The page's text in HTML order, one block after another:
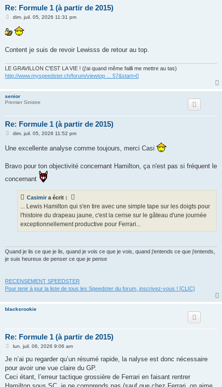
Re: Formule 1 (à partir de 2015)
M
s
e
dim. juil. 05, 2026 11:31 pm
Content je suis de revoir Lewisss de retour au top.
LE GRAVILLON C'EST LA VIE ! (j'ai quand même failli me mettre au tas)
http://www.myspeedster.ch/forum/viewtop ... 57&start=0
senior
Premier Sinistre
Re: Formule 1 (à partir de 2015)
M
s
e
dim. juil. 05, 2026 11:52 pm
Une excellente analyse comme toujours, merci Casi
Bravo pour ton objectivité concernant Hamilton, ça n'est pas si fréquent le
concernant
Casimir a écrit :
... Lewis Hamilton qui s'en tire avec une simple tape sur les doigts pour
l'histoire du drapeau jaune, c'est la cerise sur le gâteau d'une journée
exceptionnellement productive pour Ferrari...
Quand je lis ce que je lis, quand je vois ce que je vois, quand j'entends ce que j'entends,
je suis heureux de penser ce que je pense
RECENSEMENT SPEEDSTER
Pour tenir à jour la liste de tous les Speedster du forum, inscrivez-vous ! [CLIC]
blacksrookie
Re: Formule 1 (à partir de 2015)
M
s
a
g
lun. juil. 06, 2026 9:06 am
Je n’ai pu regarder qu’un résumé rapide, la nalyse est donc nécessaire
pour avoir une vue claire du GP.
Ceci étant, l’erreur tactique grossière de Ferrari en faisant rentrer